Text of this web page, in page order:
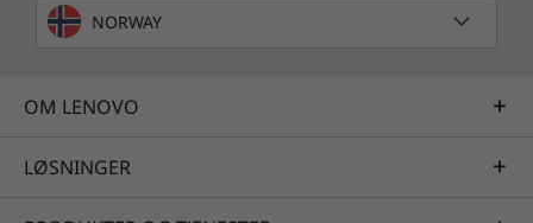
NORWAY
OM LENOVO
LØSNINGER